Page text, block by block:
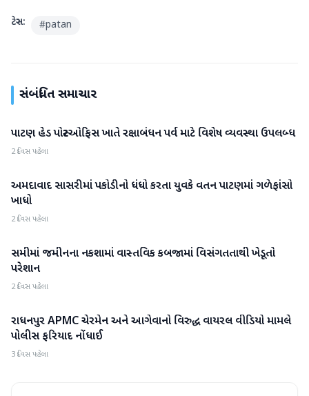
ટેગ્સ: #patan
સંબંધિત સમાચાર
પાટણ
પાટણ હેડ પોસ્ટઓફિસ ખાતે રક્ષાબંધન પર્વ માટે વિશેષ વ્યવસ્થા ઉપલબ્ધ
2 દિવસ પહેલા
પાટણ
અમદાવાદ સાસરીમાં પકોડીનો ધંધો કરતા યુવકે વતન પાટણમાં ગળેફાંસો
ખાધો
2 દિવસ પહેલા
પાટણ
સમીમાં જમીનના નકશામાં વાસ્તવિક કબજામાં વિસંગતતાથી ખેડૂતો
પરેશાન
2 દિવસ પહેલા
પાટણ
રાધનપુર APMC ચેરમેન અને આગેવાનો વિરુદ્ધ વાયરલ વીડિયો મામલે
પોલીસ ફરિયાદ નોંધાઈ
3 દિવસ પહેલા